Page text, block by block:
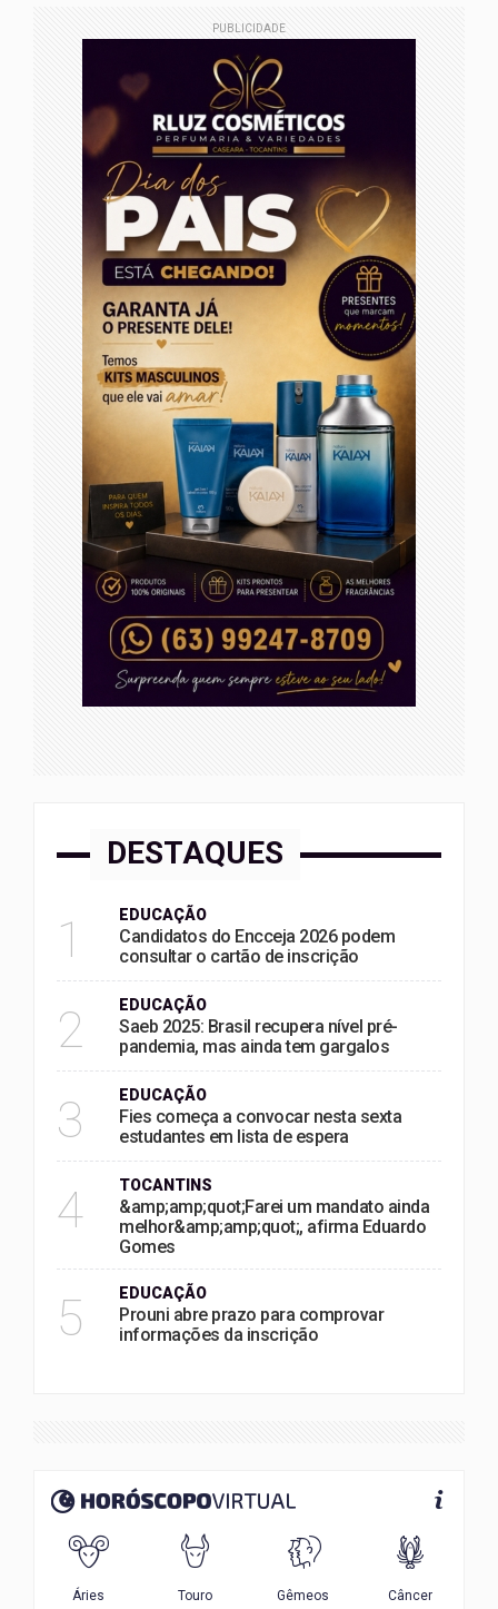
PUBLICIDADE
DESTAQUES
1 EDUCAÇÃO
Candidatos do Encceja 2026 podem
consultar o cartão de inscrição
2 EDUCAÇÃO
Saeb 2025: Brasil recupera nível pré-
pandemia, mas ainda tem gargalos
3 EDUCAÇÃO
Fies começa a convocar nesta sexta
estudantes em lista de espera
4 TOCANTINS
&amp;amp;quot;Farei um mandato ainda
melhor&amp;amp;quot;, afirma Eduardo
Gomes
5 EDUCAÇÃO
Prouni abre prazo para comprovar
informações da inscrição